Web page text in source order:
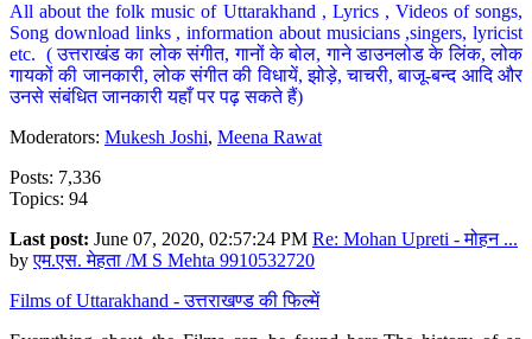
All about the folk music of Uttarakhand , Lyrics , Videos of songs,
Song download links , information about musicians ,singers, lyricist
etc. ( उत्तराखंड का लोक संगीत, गानों के बोल, गाने डाउनलोड के लिंक, लोक
गायकों की जानकारी, लोक संगीत की विधायें, झोड़े, चाचरी, बाजू-बन्द आदि और
उनसे संबंधित जानकारी यहाँ पर पढ़ सकते हैं)
Moderators: Mukesh Joshi, Meena Rawat
Posts: 7,336
Topics: 94
Last post: June 07, 2020, 02:57:24 PM Re: Mohan Upreti - मोहन ...
byएम.एस. मेहता /M S Mehta 9910532720
Films of Uttarakhand - उत्तराखण्ड की फिल्में